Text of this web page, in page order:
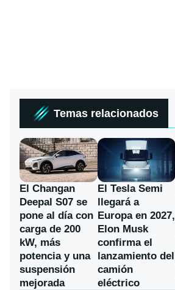
Temas relacionados
El Changan
Deepal S07 se
pone al día con
carga de 200
kW, más
potencia y una
suspensión
mejorada
El Tesla Semi
llegará a
Europa en 2027,
Elon Musk
confirma el
lanzamiento del
camión
eléctrico